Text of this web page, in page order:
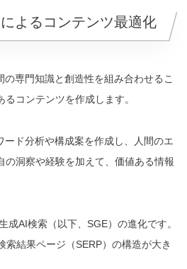
よるコンテンツ最適化
専門知識と創造性を組み合わせるこ
コンテンツを作成します。
ド分析や構成案を作成し、人間のエ
の洞察や経験を加えて、価値ある情報
成AI検索（以下、SGE）の進化です。
索結果ページ（SERP）の構造が大き